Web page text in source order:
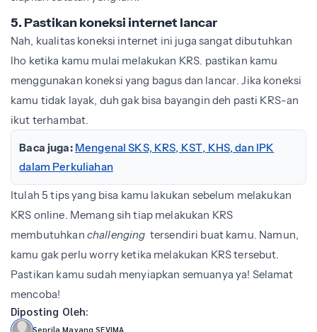
5. Pastikan koneksi internet lancar
Nah, kualitas koneksi internet ini juga sangat dibutuhkan
lho ketika kamu mulai melakukan KRS. pastikan kamu
menggunakan koneksi yang bagus dan lancar. Jika koneksi
kamu tidak layak, duh gak bisa bayangin deh pasti KRS-an
ikut terhambat.
Baca juga: Mengenal SKS, KRS, KST, KHS, dan IPK
dalam Perkuliahan
Itulah 5 tips yang bisa kamu lakukan sebelum melakukan
KRS online. Memang sih tiap melakukan KRS
membutuhkan challenging tersendiri buat kamu. Namun,
kamu gak perlu worry ketika melakukan KRS tersebut.
Pastikan kamu sudah menyiapkan semuanya ya! Selamat
mencoba!
Diposting Oleh:
Seprila Mayang SEVIMA